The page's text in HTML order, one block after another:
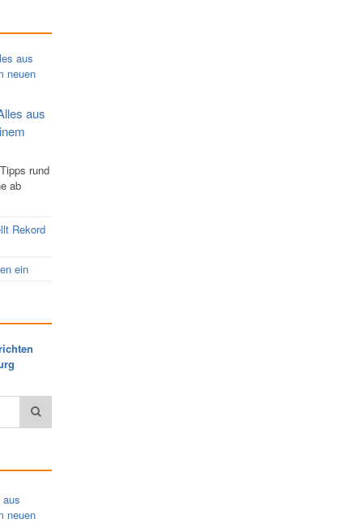
aus
rund
ab
Rekord
ein
neuen